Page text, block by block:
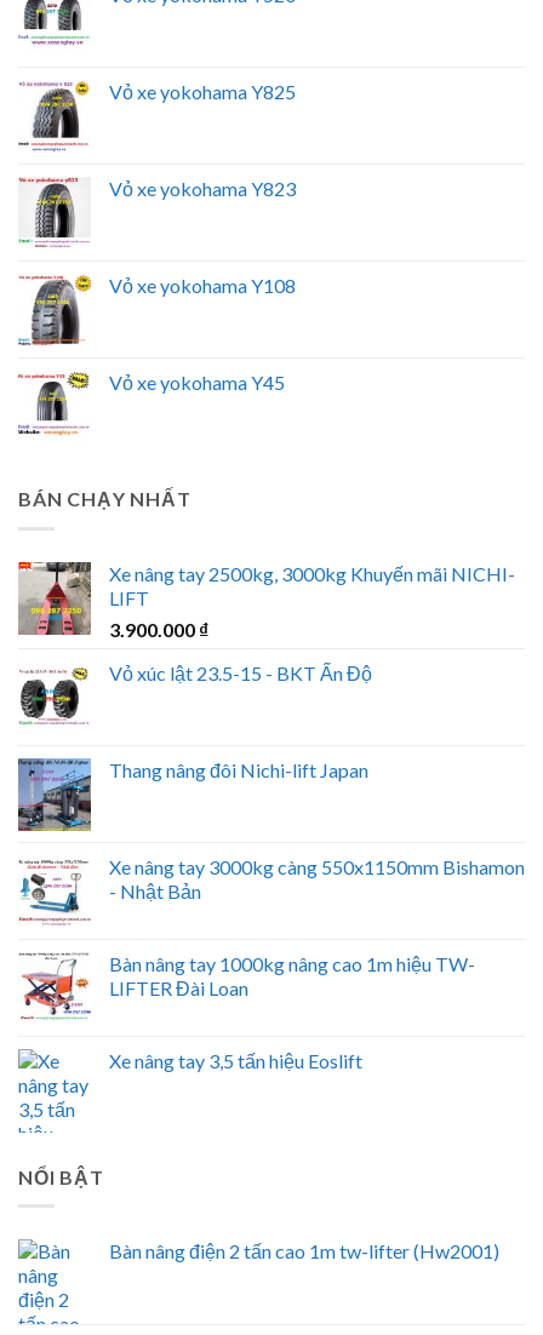
Vỏ xe yokohama Y825
Vỏ xe yokohama Y823
Vỏ xe yokohama Y108
Vỏ xe yokohama Y45
BÁN CHẠY NHẤT
Xe nâng tay 2500kg, 3000kg Khuyến mãi NICHI-
LIFT
3.900.000 ₫
Vỏ xúc lật 23.5-15 - BKT Ấn Độ
Thang nâng đôi Nichi-lift Japan
Xe nâng tay 3000kg càng 550x1150mm Bishamon
- Nhật Bản
Bàn nâng tay 1000kg nâng cao 1m hiệu TW-
LIFTER Đài Loan
Xe nâng tay 3,5 tấn hiệu Eoslift
NỔI BẬT
Bàn nâng điện 2 tấn cao 1m tw-lifter (Hw2001)